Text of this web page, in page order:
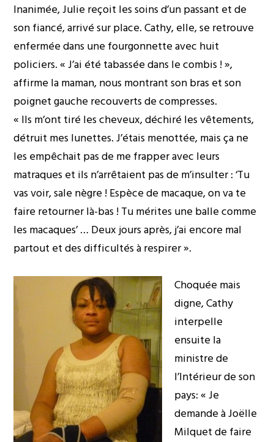
Inanimée, Julie reçoit les soins d’un passant et de
son fiancé, arrivé sur place. Cathy, elle, se retrouve
enfermée dans une fourgonnette avec huit
policiers. « J’ai été tabassée dans le combis ! »,
affirme la maman, nous montrant son bras et son
poignet gauche recouverts de compresses.
« Ils m’ont tiré les cheveux, déchiré les vêtements,
détruit mes lunettes. J’étais menottée, mais ça ne
les empêchait pas de me frapper avec leurs
matraques et ils n’arrêtaient pas de m’insulter : ‘Tu
vas voir, sale nègre ! Espèce de macaque, on va te
faire retourner là-bas ! Tu mérites une balle comme
les macaques’ … Deux jours après, j’ai encore mal
partout et des difficultés à respirer ».
Choquée mais
digne, Cathy
interpelle
ensuite la
ministre de
l’Intérieur de son
pays: « Je
demande à Joëlle
Milquet de faire